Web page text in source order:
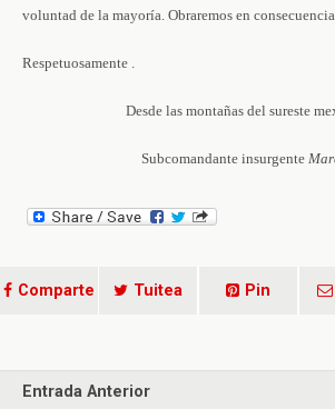
voluntad de la mayoría. Obraremos en
Respetuosamente .
Desde las montañas del sureste
Subcomandante insurgente
Comparte Tuitea Pin
Entrada Anterior